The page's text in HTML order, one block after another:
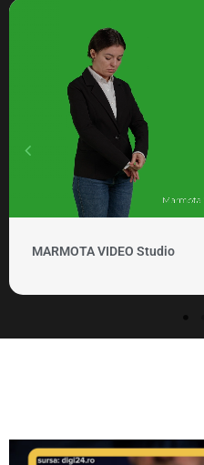
MARMOTA VIDEO Clipuri si